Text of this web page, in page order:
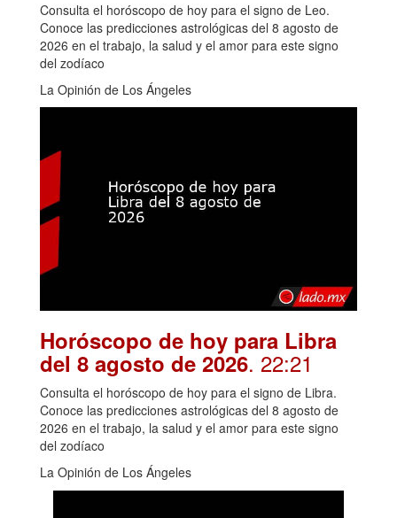
Consulta el horóscopo de hoy para el signo de Leo.
Conoce las predicciones astrológicas del 8 agosto de
2026 en el trabajo, la salud y el amor para este signo
del zodíaco
La Opinión de Los Ángeles
Horóscopo de hoy para Libra
del 8 agosto de 2026. 22:21
Consulta el horóscopo de hoy para el signo de Libra.
Conoce las predicciones astrológicas del 8 agosto de
2026 en el trabajo, la salud y el amor para este signo
del zodíaco
La Opinión de Los Ángeles